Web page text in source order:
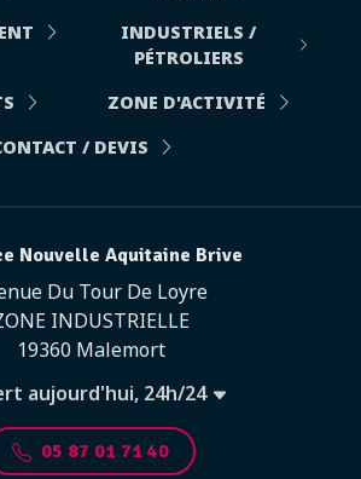
INDUSTRIELS /
PÉTROLIERS
ZONE D'ACTIVITÉ
/ DEVIS
Nouvelle Aquitaine Brive
Du Tour De Loyre
INDUSTRIELLE
19360 Malemort
aujourd'hui, 24h/24
05 87 01 71 40